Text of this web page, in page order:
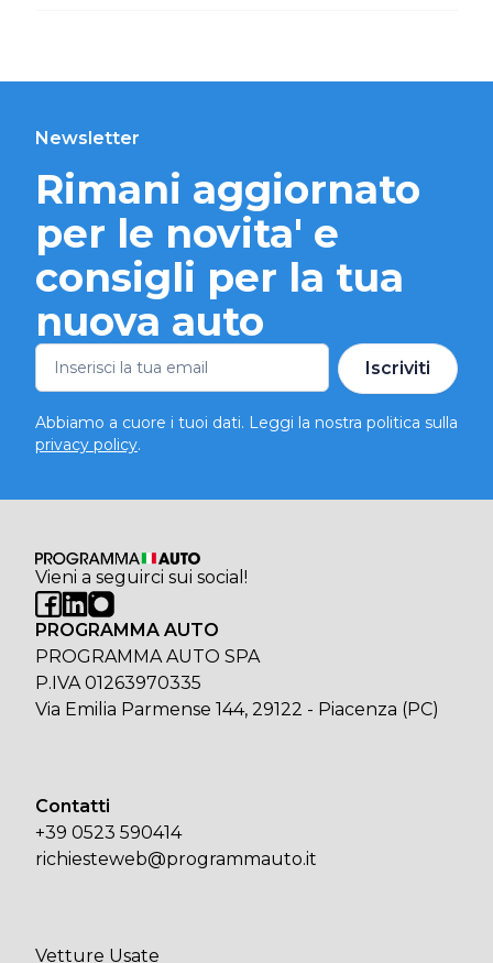
Newsletter
Rimani aggiornato
per le novita' e
consigli per la tua
nuova auto
Iscriviti
Abbiamo a cuore i tuoi dati. Leggi la nostra politica sulla
privacy policy.
Vieni a seguirci sui social!
PROGRAMMA AUTO
PROGRAMMA AUTO SPA
P.IVA 01263970335
Via Emilia Parmense 144, 29122 - Piacenza (PC)
Contatti
+39 0523 590414
richiesteweb@programmauto.it
Vetture Usate